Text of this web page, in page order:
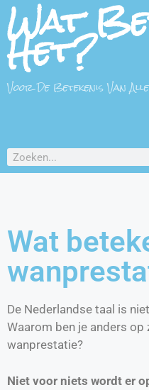
Wat
Het?
Voor De Betekenis Van
Wat
De Nederlandse taal is
Waarom ben je anders op
wanprestatie?
Niet voor niets wordt er